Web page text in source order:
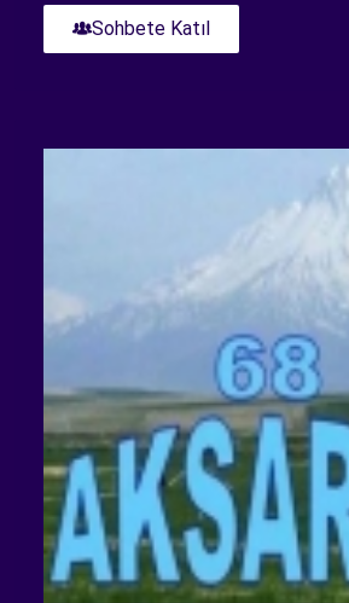
Sohbete Katıl